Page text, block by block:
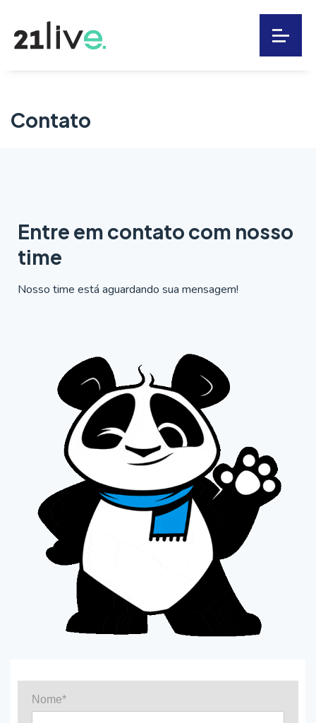
Contato
Entre em contato com nosso
time
Nosso time está aguardando sua mensagem!
Nome*